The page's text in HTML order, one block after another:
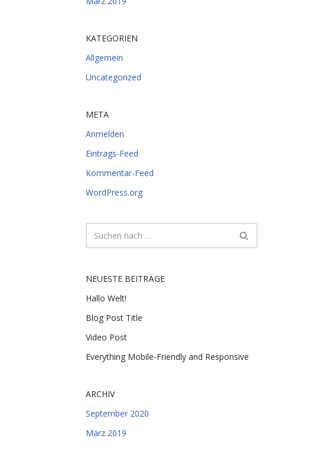
KATEGORIEN
Allgemein
Uncategorized
META
Anmelden
Eintrags-Feed
Kommentar-Feed
WordPress.org
NEUESTE BEITRÄGE
Hallo Welt!
Blog Post Title
Video Post
Everything Mobile-Friendly and Responsive
ARCHIV
September 2020
März 2019